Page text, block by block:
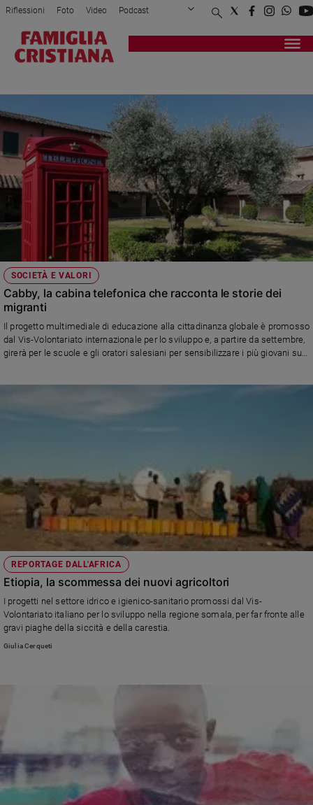
Attualità
Mondo
Economia
Legalità
e
Interviste
Papa
Papa
Chiesa
Chiesa
Parola
del
giorno
Santo
giorno
Società
e
valori
Ambiente
e
Caso
Riflessioni Foto Video Podcast
Privacy Policy Chi siamo
Registrati Redazione
SOCIETÀ E VALORI
Cabby, la cabina telefonica che racconta le storie dei
migranti
Il progetto multimediale di educazione alla cittadinanza globale è promosso
dal Vis-Volontariato internazionale per lo sviluppo e, a partire da settembre,
girerà per le scuole e gli oratori salesiani per sensibilizzare i più giovani sui
REPORTAGE DALL'AFRICA
Etiopia, la scommessa dei nuovi agricoltori
I progetti nel settore idrico e igienico-sanitario promossi dal Vis-
Volontariato italiano per lo sviluppo nella regione somala, per far fronte alle
gravi piaghe della siccità e della carestia.
Giulia Cerqueti